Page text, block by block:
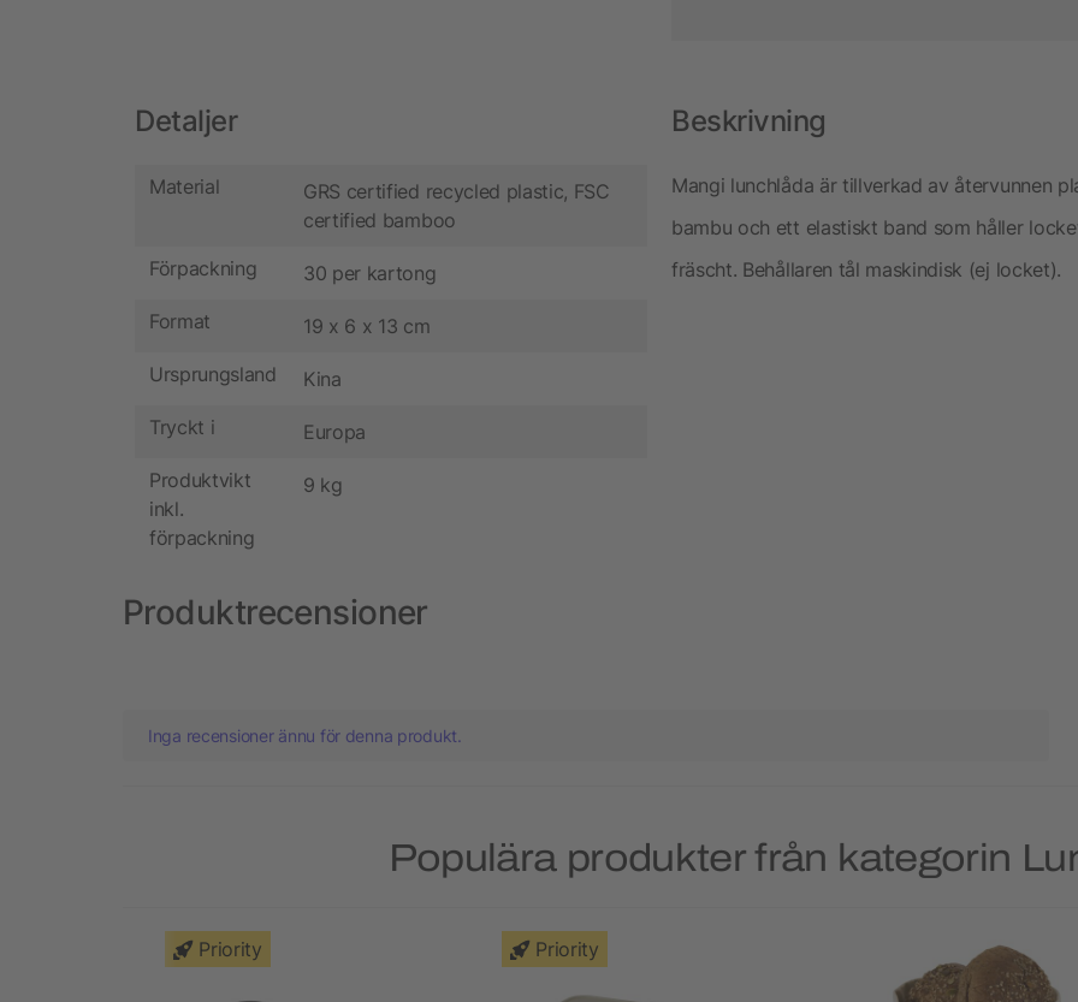
Detaljer
Material
GRS certified recycled plastic, FSC
certified bamboo
Förpackning 30 per kartong
Format 19 x 6 x 13 cm
Ursprungsland Kina
Tryckt i Europa
Produktvikt
inkl.
förpackning
9 kg
Beskrivning
Mangi lunchlåda är tillverkad av återvunnen
bambu och ett elastiskt band som håller
fräscht. Behållaren tål maskindisk (ej locket).
Produktrecensioner
Inga recensioner ännu för denna produkt.
Populära produkter från kategorin
Priority Priority